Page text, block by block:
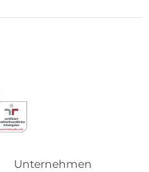
Unternehmen